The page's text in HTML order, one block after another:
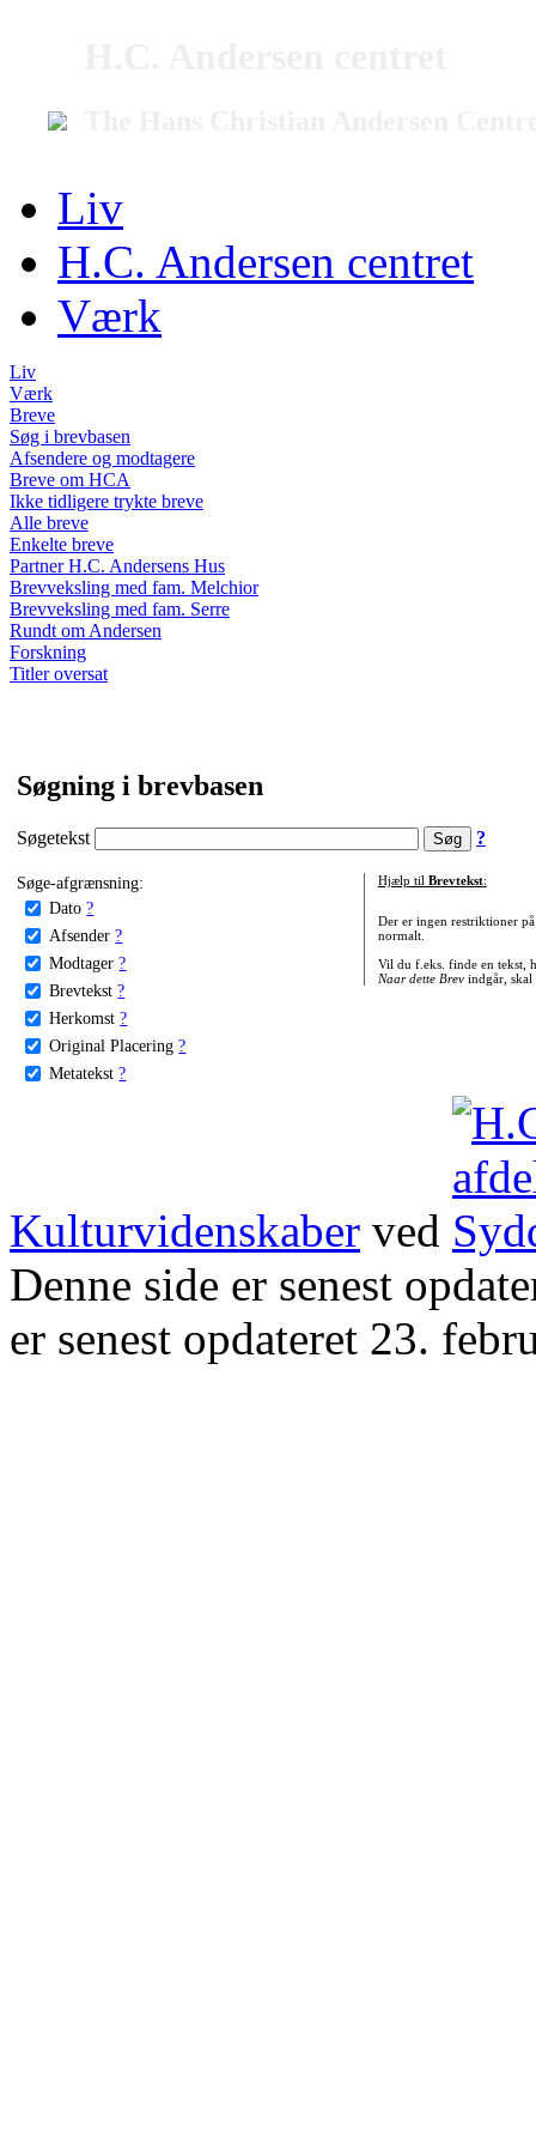
Liv
H.C. Andersen centret
Værk
Liv
Værk
Breve
Søg i brevbasen
Afsendere og modtagere
Breve om HCA
Ikke tidligere trykte breve
Alle breve
Enkelte breve
Partner H.C. Andersens Hus
Brevveksling med fam. Melchior
Brevveksling med fam. Serre
Rundt om Andersen
Forskning
Titler oversat
Søgning i brevbasen
Søgetekst ?
Søge-afgrænsning:
Dato ?
Afsender ?
Modtager ?
Brevtekst ?
Herkomst ?
Original Placering ?
Metatekst ?
Hjælp til Brevtekst:
Der er ingen restriktioner
normalt.
Vil du f.eks. finde en tekst,
Naar dette Brevindgår, skal
Kulturvidenskaber ved
Denne side er senest
er senest opdateret 23.